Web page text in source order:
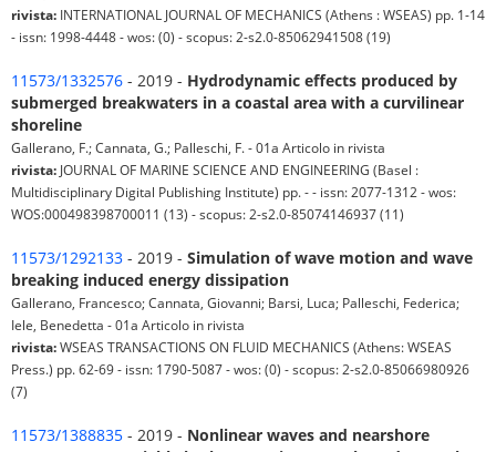
rivista: INTERNATIONAL JOURNAL OF MECHANICS (Athens : WSEAS) pp. 1-14
- issn: 1998-4448 - wos: (0) - scopus: 2-s2.0-85062941508 (19)
11573/1332576 - 2019 - Hydrodynamic effects produced by
submerged breakwaters in a coastal area with a curvilinear
shoreline
Gallerano, F.; Cannata, G.; Palleschi, F. - 01a Articolo in rivista
rivista: JOURNAL OF MARINE SCIENCE AND ENGINEERING (Basel :
Multidisciplinary Digital Publishing Institute) pp. - - issn: 2077-1312 - wos:
WOS:000498398700011 (13) - scopus: 2-s2.0-85074146937 (11)
11573/1292133 - 2019 - Simulation of wave motion and wave
breaking induced energy dissipation
Gallerano, Francesco; Cannata, Giovanni; Barsi, Luca; Palleschi, Federica;
Iele, Benedetta - 01a Articolo in rivista
rivista:WSEAS TRANSACTIONS ON FLUID MECHANICS (Athens: WSEAS
Press.) pp. 62-69 - issn: 1790-5087 - wos: (0) - scopus: 2-s2.0-85066980926
(7)
11573/1388835 - 2019 - Nonlinear waves and nearshore